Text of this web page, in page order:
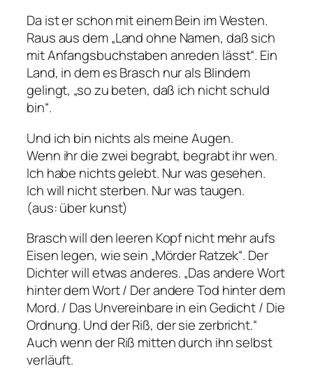
Da ist er schon mit einem Bein im Westen.
Raus aus dem „Land ohne Namen, daß sich
mit Anfangsbuchstaben anreden lässt“. Ein
Land, in dem es Brasch nur als Blindem
gelingt, „so zu beten, daß ich nicht schuld
bin“.
Und ich bin nichts als meine Augen.
Wenn ihr die zwei begrabt, begrabt ihr wen.
Ich habe nichts gelebt. Nur was gesehen.
Ich will nicht sterben. Nur was taugen.
(aus: über kunst)
Brasch will den leeren Kopf nicht mehr aufs
Eisen legen, wie sein „Mörder Ratzek“. Der
Dichter will etwas anderes. „Das andere Wort
hinter dem Wort / Der andere Tod hinter dem
Mord. / Das Unvereinbare in ein Gedicht / Die
Ordnung. Und der Riß, der sie zerbricht.“
Auch wenn der Riß mitten durch ihn selbst
verläuft.